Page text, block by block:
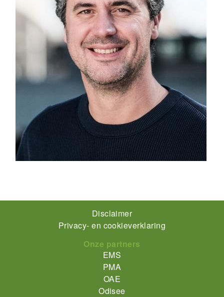
Disclaimer
Privacy- en cookieverklaring
Onze partners
EMS
PMA
OAE
Odisee